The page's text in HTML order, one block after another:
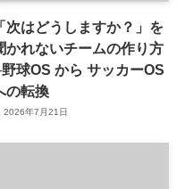
「次はどうしますか？」を
かれないチームの作り方
球OS から サッカーOS
の転換
2026年7月21日